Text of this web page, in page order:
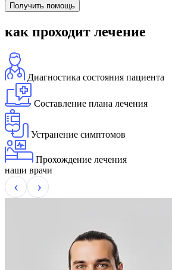
Получить помощь
как проходит лечение
Диагностика состояния пациента
Составление плана лечения
Устранение симптомов
Прохождение лечения
наши врачи